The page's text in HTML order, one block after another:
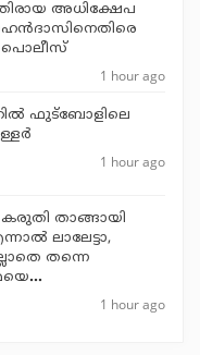
അധിക്ഷേപ
പൊലീസ്
1 hour ago
ഫുട്‌ബോളിലെ
1 hour ago
താങ്ങായി
ലാലേട്ടാ,
തന്നെ
1 hour ago